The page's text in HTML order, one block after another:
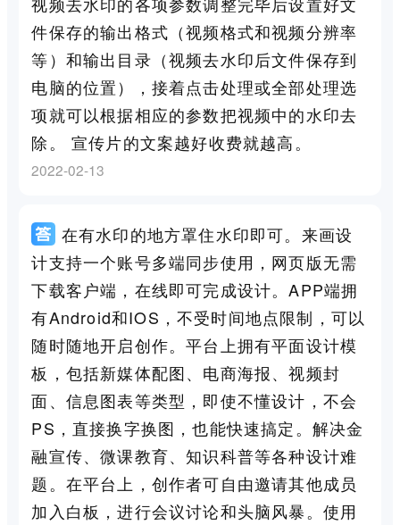
件保存的输出格式（视频格式和视频分辨率
等）和输出目录（视频去水印后文件保存到
电脑的位置），接着点击处理或全部处理选
项就可以根据相应的参数把视频中的水印去
除。 宣传片的文案越好收费就越高。
2022-02-13
在有水印的地方罩住水印即可。来画设
计支持一个账号多端同步使用，网页版无需
下载客户端，在线即可完成设计。APP端拥
有Android和IOS，不受时间地点限制，可以
随时随地开启创作。平台上拥有平面设计模
板，包括新媒体配图、电商海报、视频封
面、信息图表等类型，即使不懂设计，不会
PS，直接换字换图，也能快速搞定。解决金
融宣传、微课教育、知识科普等各种设计难
题。在平台上，创作者可自由邀请其他成员
加入白板，进行会议讨论和头脑风暴。使用